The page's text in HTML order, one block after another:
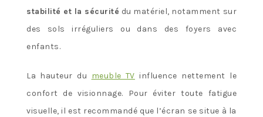
stabilité et la sécurité du matériel, notamment sur
des sols irréguliers ou dans des foyers avec
enfants.
La hauteur du meuble TV influence nettement le
confort de visionnage. Pour éviter toute fatigue
visuelle, il est recommandé que l’écran se situe à la